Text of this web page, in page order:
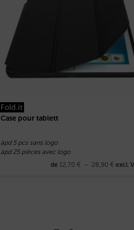
Fold.it
Case pour tablett
àpd 5 pcs sans logo
àpd 25 pièces avec logo
de 12,70 € – 28,90 € excl.